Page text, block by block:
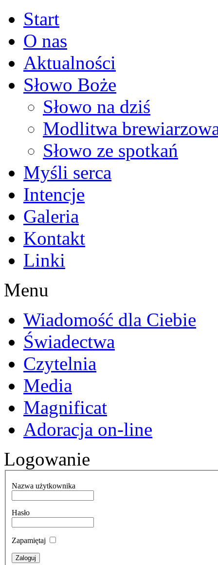
Start
O nas
Aktualności
Słowo Boże
Słowo na dziś
Modlitwa
Słowo ze spotkań
Myśli serca
Intencje
Galeria
Kontakt
Linki
Menu
Wiadomość dla Ciebie
Świadectwa
Czytelnia
Media
Magnificat
Adoracja on-line
Logowanie
Nazwa użytkownika
Hasło
Zapamiętaj